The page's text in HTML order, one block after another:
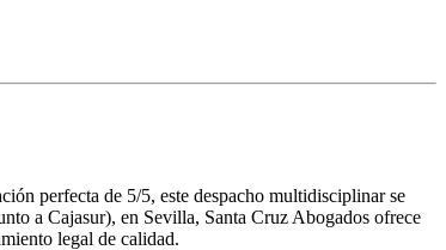
perfecta de 5/5, este despacho multidisciplinar se
a Cajasur), en Sevilla, Santa Cruz Abogados ofrece
legal de calidad.